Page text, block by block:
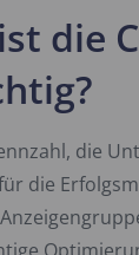
die
die
die